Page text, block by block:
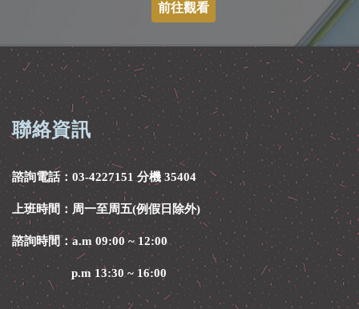
前往觀看
聯絡資訊
諮詢電話：03-4227151 分機 35404
上班時間：周一至周五(例假日除外)
諮詢時間：a.m 09:00 ~ 12:00
p.m 13:30 ~ 16:00